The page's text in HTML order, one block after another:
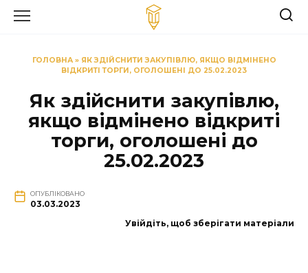
ГОЛОВНА» ЯК ЗДІЙСНИТИ ЗАКУПІВЛЮ, ЯКЩО ВІДМІНЕНО
ВІДКРИТІ ТОРГИ, ОГОЛОШЕНІ ДО 25.02.2023
Як здійснити закупівлю,
якщо відмінено відкриті
торги, оголошені до
25.02.2023
ОПУБЛІКОВАНО
03.03.2023
Увійдіть, щоб зберігати матеріали